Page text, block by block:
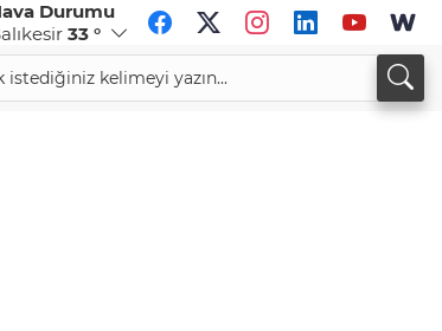
Durumu
33 °
34,1883